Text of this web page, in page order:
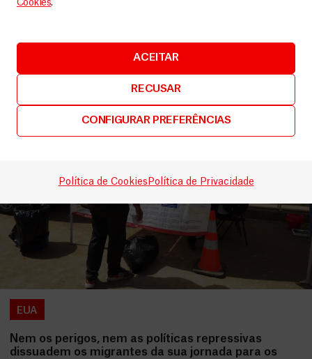
Cookies.
ACEITAR
RECUSAR
CONFIGURAR PREFERÊNCIAS
Política de Cookies Política de Privacidade
EUA
Nem os perigos, nem as políticas repressivas
dissuadem os migrantes da sua jornada para os